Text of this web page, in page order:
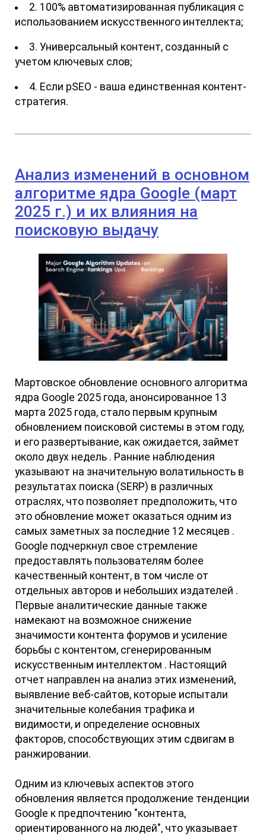
2. 100% автоматизированная публикация с
использованием искусственного интеллекта;
3. Универсальный контент, созданный с
учетом ключевых слов;
4. Если pSEO - ваша единственная контент-
стратегия.
Анализ изменений в основном
алгоритме ядра Google (март
2025 г.) и их влияния на
поисковую выдачу
Мартовское обновление основного алгоритма
ядра Google 2025 года, анонсированное 13
марта 2025 года, стало первым крупным
обновлением поисковой системы в этом году,
и его развертывание, как ожидается, займет
около двух недель . Ранние наблюдения
указывают на значительную волатильность в
результатах поиска (SERP) в различных
отраслях, что позволяет предположить, что
это обновление может оказаться одним из
самых заметных за последние 12 месяцев .
Google подчеркнул свое стремление
предоставлять пользователям более
качественный контент, в том числе от
отдельных авторов и небольших издателей .
Первые аналитические данные также
намекают на возможное снижение
значимости контента форумов и усиление
борьбы с контентом, сгенерированным
искусственным интеллектом . Настоящий
отчет направлен на анализ этих изменений,
выявление веб-сайтов, которые испытали
значительные колебания трафика и
видимости, и определение основных
факторов, способствующих этим сдвигам в
ранжировании.
Одним из ключевых аспектов этого
обновления является продолжение тенденции
Google к предпочтению "контента,
ориентированного на людей", что указывает